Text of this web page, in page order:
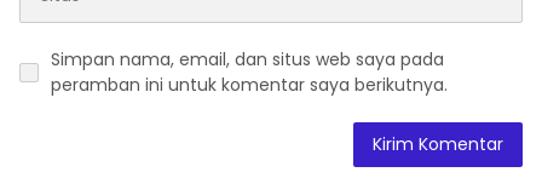
Simpan nama, email, dan situs web saya pada
peramban ini untuk komentar saya berikutnya.